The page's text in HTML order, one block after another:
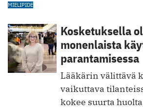
MIELIPIDE
Kosketuksella
monenlaista
parantamisessa
Lääkärin välittävä
vaikuttava
kokee suurta